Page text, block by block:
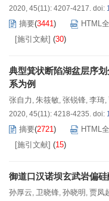
2020, 45(11): 4207-4217. doi:
摘要(3441) HTML
[施引文献] (30)
典型箕状断陷湖盆层序
系为例
张自力 , 朱筱敏, 张锐锋, 李琦,
2020, 45(11): 4218-4235. doi:
摘要(2721) HTML
[施引文献] (15)
御道口汉诺坝玄武岩偏
孙厚云, 卫晓锋, 孙晓明 , 贾凤